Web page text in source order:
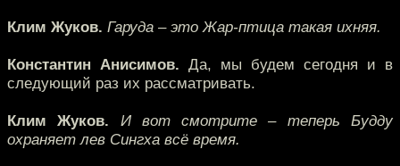
Клим Жуков. Гаруда – это Жар-птица такая ихняя.
Константин Анисимов. Да, мы будем сегодня и в
следующий раз их рассматривать.
Клим Жуков. И вот смотрите – теперь Будду
охраняет лев Сингха всё время.